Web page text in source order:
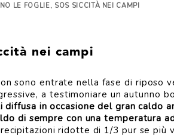
LE FOGLIE, SOS SICCITÀ NEI CAMPI
nei campi
sono entrate nella fase di riposo
a testimoniare un autunno
diffusa in occasione del gran caldo
di sempre con una temperatura
ridotte di 1/3 pur se più